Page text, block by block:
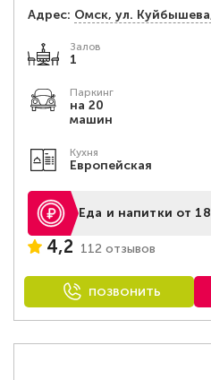
Адрес: Омск, ул.
Залов
1
Паркинг
на 20
машин
Кухня
Европейская
Еда и напитки от
4,2 112 отзывов
ПОЗВОНИТЬ